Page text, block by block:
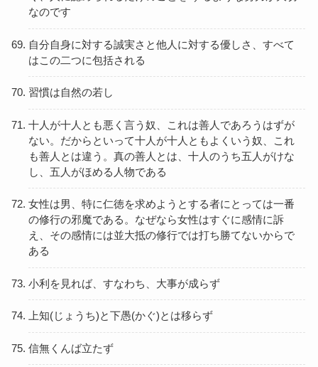
なのです
自分自身に対する誠実さと他人に対する優しさ、すべて
はこの二つに包括される
習慣は自然の若し
十人が十人とも悪く言う奴、これは善人であろうはずが
ない。だからといって十人が十人ともよくいう奴、これ
も善人とは違う。真の善人とは、十人のうち五人がけな
し、五人がほめる人物である
女性は男、特に仁徳を求めようとする者にとっては一番
の修行の邪魔である。なぜなら女性はすぐに感情に訴
え、その感情には並大抵の修行では打ち勝てないからで
ある
小利を見れば、すなわち、大事が成らず
上知(じょうち)と下愚(かぐ)とは移らず
信無くんば立たず